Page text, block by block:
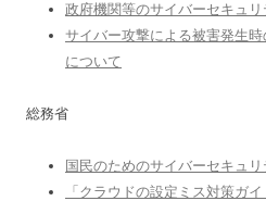
政府機関等のサイバーセキュ
サイバー攻撃による被害発生
について
総務省
国民のためのサイバーセキュリ
「クラウドの設定ミス対策ガ